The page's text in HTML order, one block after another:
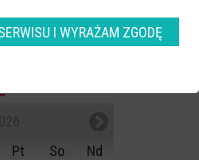
Pt So
Nd
I WYRAŻAM ZGODĘ